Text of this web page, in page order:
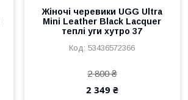
Жіночі черевики UGG Ultra
Mini Leather Black Lacquer
теплі уги хутро 37
53436572366
2 800 ₴
2 349 ₴